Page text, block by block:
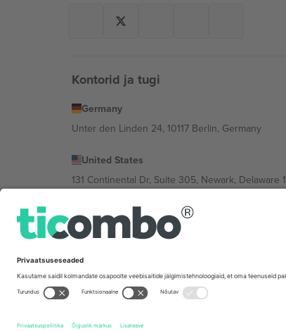
Kontorid ja tugi
Germany
Unter den Linden 24, 10117 Berlin, Germany
United States
131 Continental Dr, Suite 305, Newark, Delaware
Bulgaria
Regus Sofia City West, bul Totleben 53-55, 1606
Mexico
Av Chapultepec 360, Roma Norte,
Tingimused.© 2026 Ticombo. Kõik õigused